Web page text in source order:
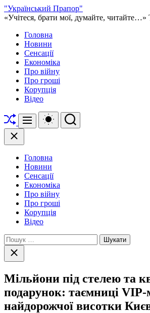
Перейти
до
"Український Прапор"
«Учітеся, брати мої, думайте,
Головна
Новини
Сенсації
Економіка
Про війну
Про гроші
Корупція
Відео
Перетасувати
Меню
Перемикач
кольорового
Пошук
Закрити
Головна
Новини
Сенсації
Економіка
Про війну
Про гроші
Корупція
Відео
Пошук:
Закрити
пошук
Мільйони під стелею та
подарунок: таємниці
найдорожчої висотки